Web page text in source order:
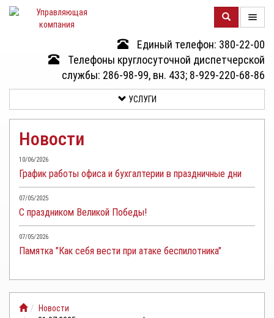
Единый телефон: 380-22-00
Телефоны круглосуточной диспетчерской
службы: 286-98-99, вн. 433; 8-929-220-68-86
КОМПАНИИ
УСЛУГИ
ДОКУМЕНТЫ
ОТЧЕТНОСТЬ
КЛИЕНТАМ
КАБИНЕТ
УСЛУГИ
Новости
10/06/2026
График работы офиса и бухгалтерии в праздничные дни
07/05/2025
С праздником Великой Победы!
07/05/2026
Памятка "Как себя вести при атаке беспилотника"
Новости